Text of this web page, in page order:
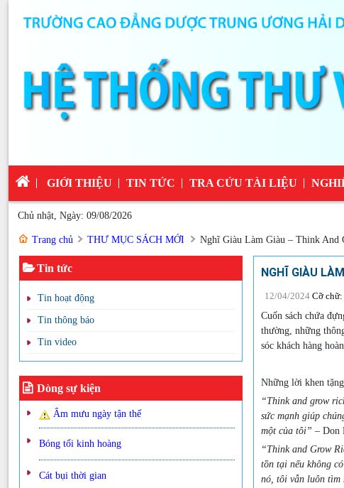
GIỚI THIỆU TIN TỨC TRA CỨU TÀI LIỆU
Chủ nhật, Ngày: 09/08/2026
Trang chủ THƯ MỤC SÁCH MỚI Nghĩ Giàu Làm Giàu – Think And
Tin tức
Tin hoạt động
Tin thông báo
Tin video
Dòng sự kiện
Âm mưu ngày tận thế
Bóng tối kinh hoàng
Cát bụi thời gian
NGHĨ GIÀU
12/04/2024 Cỡ chữ:
Cuốn sách chứa
thường, những
sóc khách hàng
Những lời khen tặng
“Think and grow
sức mạnh giúp
một của tôi” – Don
“Think and Grow
tồn tại nếu không
nó, tôi vẫn luôn tìm